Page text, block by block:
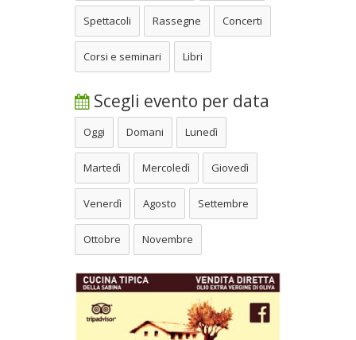
Spettacoli Rassegne Concerti
Corsi e seminari Libri
Scegli evento per data
Oggi Domani Lunedì
Martedì Mercoledì Giovedì
Venerdì Agosto Settembre
Ottobre Novembre